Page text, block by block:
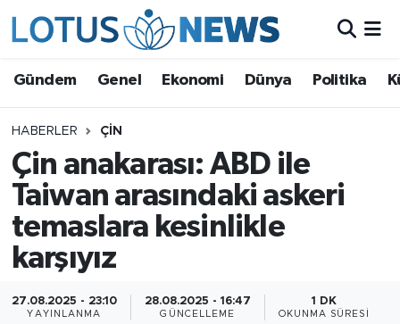
Gündem Genel Ekonomi Dünya Politika
HABERLER ÇIN
Çin anakarası: ABD ile
Taiwan arasındaki askeri
temaslara kesinlikle
karşıyız
27.08.2025 - 23:10
YAYINLANMA
28.08.2025 - 16:47
GÜNCELLEME
1 DK
OKUNMA SÜRESI
Ekonomi
Dünya
Politika
Kültür - Sanat ve Tarih
Yaşam